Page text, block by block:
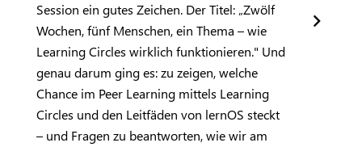
Session ein gutes Zeichen. Der Titel: „Zwölf
Wochen, fünf Menschen, ein Thema – wie
Learning Circles wirklich funktionieren." Und
genau darum ging es: zu zeigen, welche
Chance im Peer Learning mittels Learning
Circles und den Leitfäden von lernOS steckt
– und Fragen zu beantworten, wie wir am